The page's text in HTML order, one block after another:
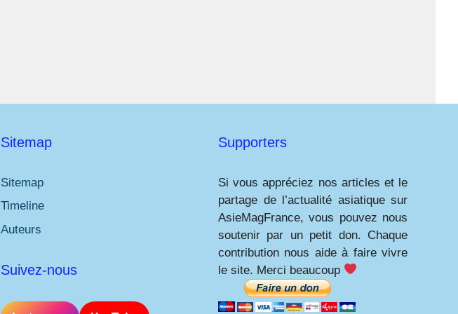
Sitemap
Sitemap
Timeline
Auteurs
Suivez-nous
Supporters
Si vous appréciez nos articles et le
partage de l’actualité asiatique sur
AsieMagFrance, vous pouvez nous
soutenir par un petit don. Chaque
contribution nous aide à faire vivre
le site. Merci beaucoup